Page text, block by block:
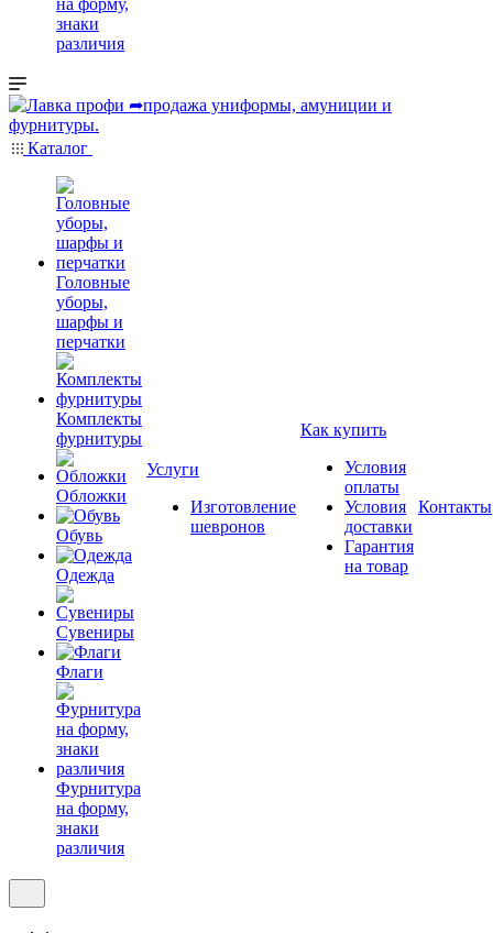
на форму,
знаки
различия
Каталог
Головные
уборы,
шарфы и
перчатки
Комплекты
фурнитуры
Обложки
Обувь
Одежда
Сувениры
Флаги
Фурнитура
на форму,
знаки
различия
Услуги
Изготовление
шевронов
Как купить
Условия
оплаты
Условия
доставки
Гарантия
на товар
Контакты